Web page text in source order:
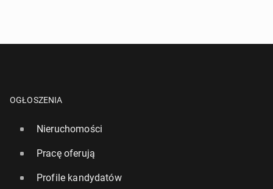
OGŁOSZENIA
Nieruchomości
Pracę oferują
Profile kandydatów